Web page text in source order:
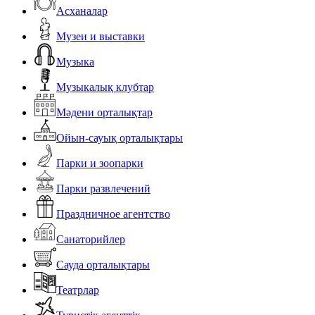
Асханалар
Музеи и выставки
Музыка
Музыкалық клубтар
Мәдени орталықтар
Ойын-сауық орталықтары
Парки и зоопарки
Парки развлечений
Праздничное агентство
Санаторийлер
Сауда орталықтары
Театрлар